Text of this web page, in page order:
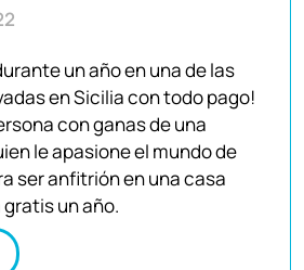
un año en una de las
en Sicilia con todo pago!
con ganas de una
le apasione el mundo de
ser anfitrión en una casa
un año.